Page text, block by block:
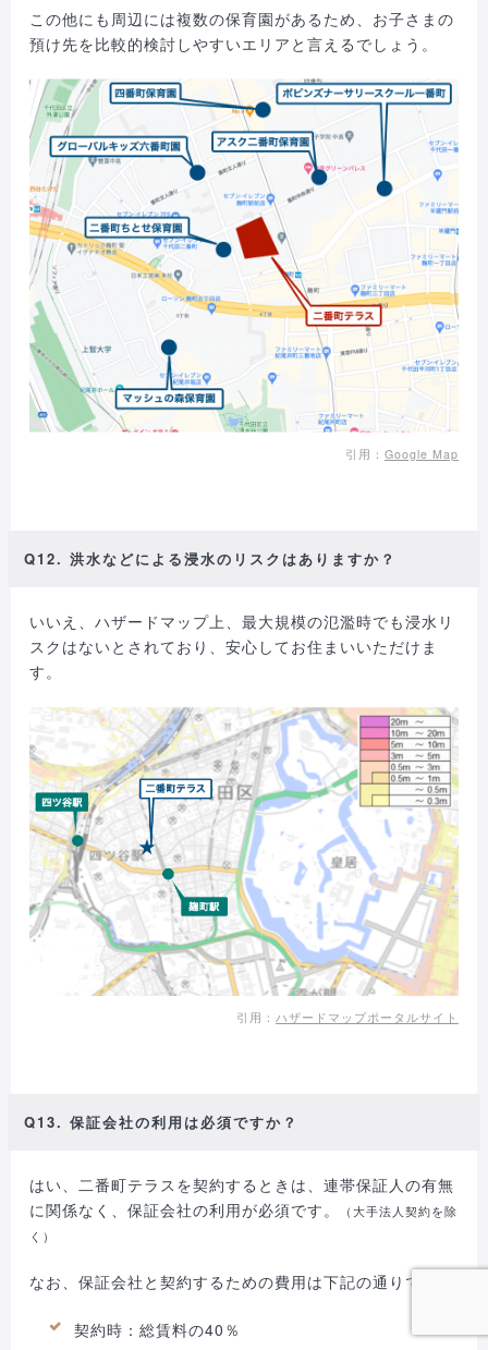
この他にも周辺には複数の保育園があるため、お子さまの
預け先を比較的検討しやすいエリアと言えるでしょう。
引用： Google Map
Q12. 洪水などによる浸水のリスクはありますか？
いいえ、ハザードマップ上、最大規模の氾濫時でも浸水リ
スクはないとされており、安心してお住まいいただけま
す。
引用： ハザードマップポータルサイト
Q13. 保証会社の利用は必須ですか？
はい、二番町テラスを契約するときは、連帯保証人の有無
に関係なく、保証会社の利用が必須です。
（大手法人契約を除
く）
なお、保証会社と契約するための費用は下記の通りです。
契約時：総賃料の40％